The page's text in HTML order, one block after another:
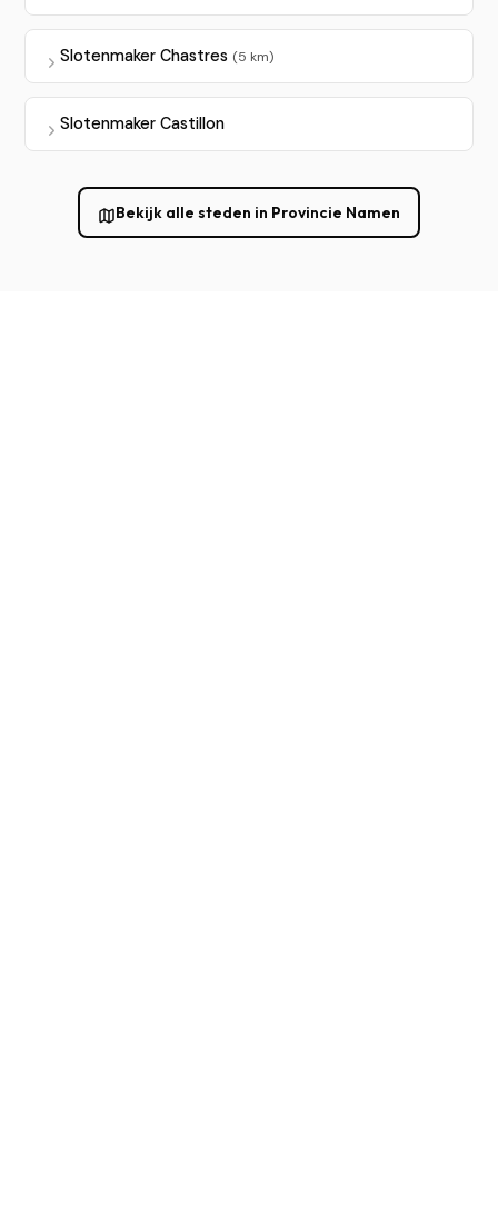
Slotenmaker Chastres (5 km)
Slotenmaker Castillon
Bekijk alle steden in Provincie Namen